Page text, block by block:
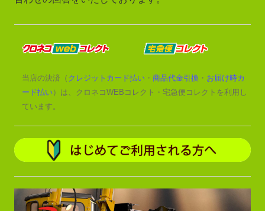
当店の決済（ クレジットカード払い ・ 商品代金引換 ・ お届け時カ
ード払い）は、クロネコWEBコレクト・宅急便コレクトを利用し
ています。